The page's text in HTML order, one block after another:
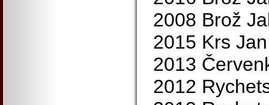
2008 Brož
2015 Krs
2013
2012